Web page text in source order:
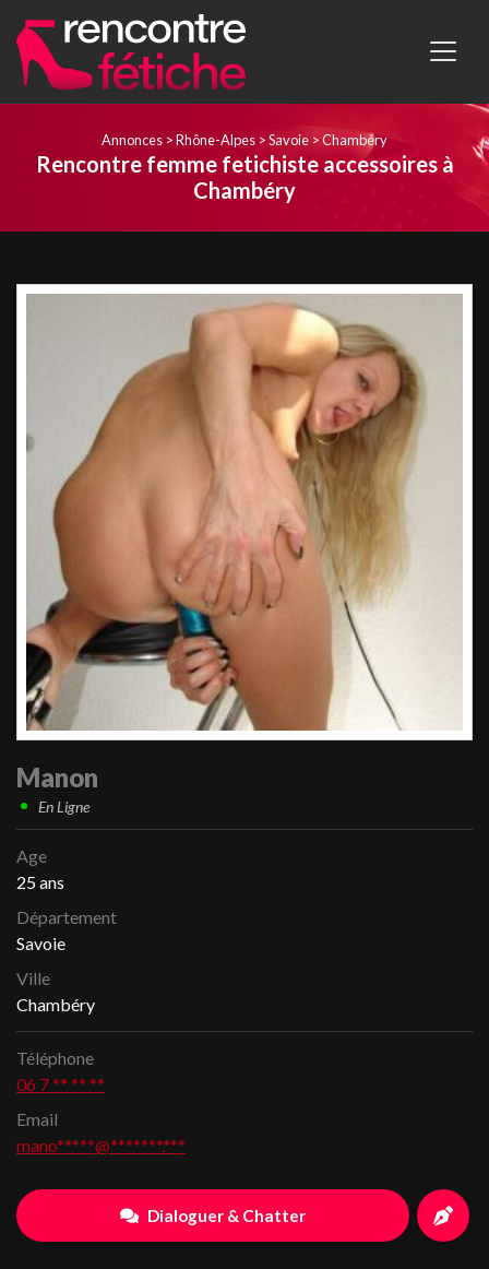
Annonces >Rhône-Alpes >Savoie >Chambéry
Rencontre femme fetichiste accessoires à
Chambéry
Manon
En Ligne
Age
25 ans
Département
Savoie
Ville
Chambéry
Téléphone
06 7 ** ** **
Email
mano*****@*******.***
Dialoguer & Chatter